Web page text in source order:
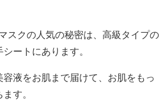
スクの人気の秘密は、高級タイプの
ートにあります。
液をお肌まで届けて、お肌をもっ
す。